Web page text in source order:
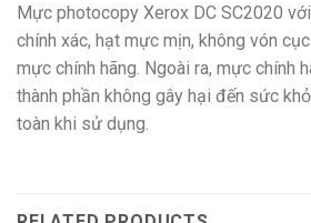
Mực photocopy Xerox DC SC2020
chính xác, hạt mực mịn, không vón
mực chính hãng. Ngoài ra, mực chính
thành phần không gây hại đến sức
toàn khi sử dụng.